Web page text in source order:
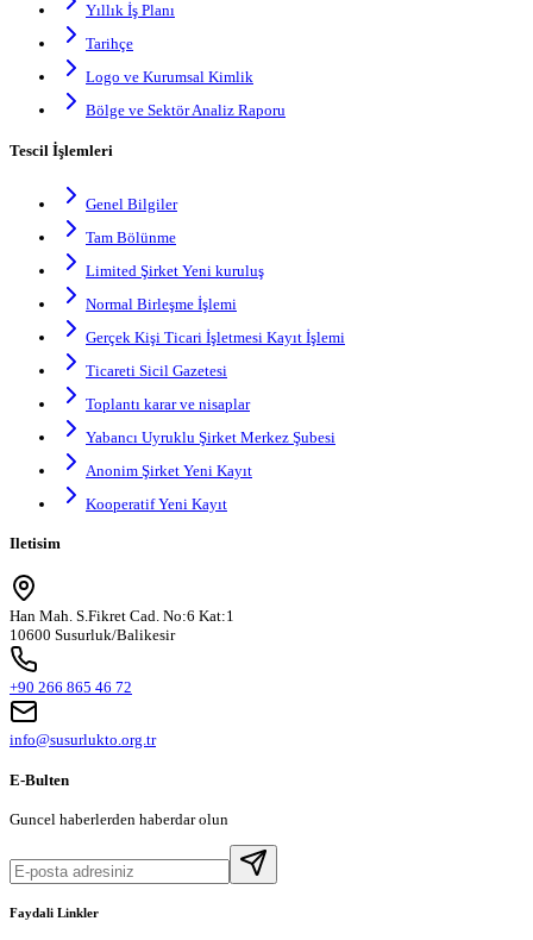
Yıllık İş Planı
Tarihçe
Logo ve Kurumsal Kimlik
Bölge ve Sektör Analiz Raporu
Tescil İşlemleri
Genel Bilgiler
Tam Bölünme
Limited Şirket Yeni kuruluş
Normal Birleşme İşlemi
Gerçek Kişi Ticari İşletmesi Kayıt İşlemi
Ticareti Sicil Gazetesi
Toplantı karar ve nisaplar
Yabancı Uyruklu Şirket Merkez Şubesi
Anonim Şirket Yeni Kayıt
Kooperatif Yeni Kayıt
Iletisim
Han Mah. S.Fikret Cad. No:6 Kat:1
10600 Susurluk/Balikesir
+90 266 865 46 72
info@susurlukto.org.tr
E-Bulten
Guncel haberlerden haberdar olun
Faydali Linkler